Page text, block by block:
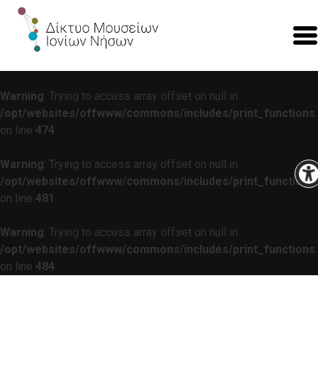
Warning: Trying to access array offset on null in
/opt/websites/offwww/commons/includes/
on line 474
Warning: Trying to access array offset on null in
/opt/websites/offwww/commons/includes/
on line 481
Warning: Trying to access array offset on null in
/opt/websites/offwww/commons/includes/
on line 484